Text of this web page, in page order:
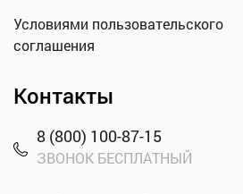
Условиями пользовательского
соглашения
Контакты
8 (800) 100-87-15
ЗВОНОК БЕСПЛАТНЫЙ